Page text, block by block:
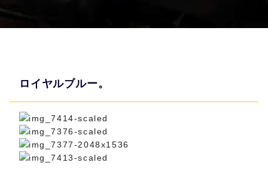
ロイヤルブルー。